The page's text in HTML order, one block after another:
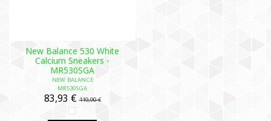
New Balance 530 White
Calcium Sneakers -
MR530SGA
NEW BALANCE
MR530SGA
83,93 €119,90 €